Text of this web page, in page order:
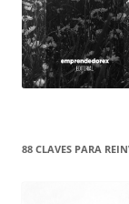
88 CLAVES PARA